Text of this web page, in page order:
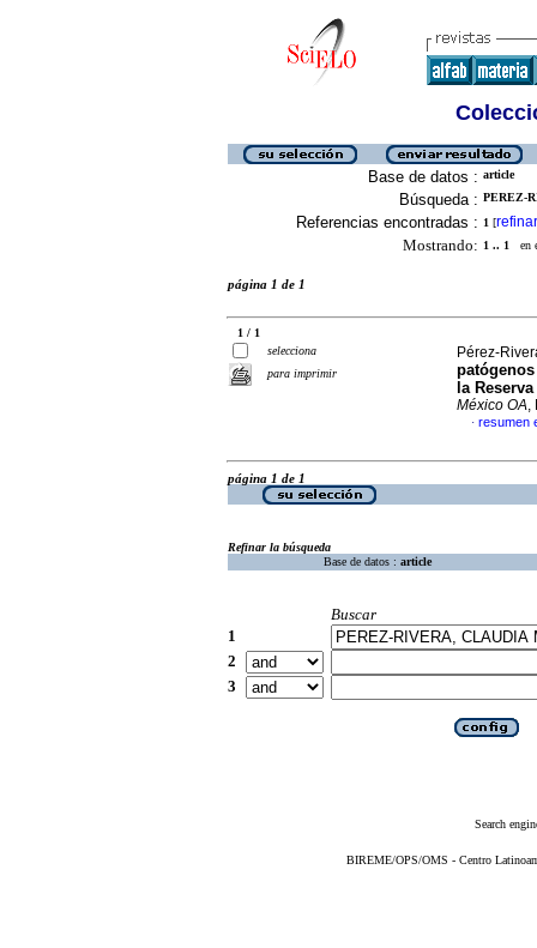
Base de datos : article
Búsqueda : PEREZ-
Referencias encontradas : 1 [refinar
Mostrando: 1 .. 1 en
página 1 de 1
1 / 1
selecciona
para imprimir
Pérez-
la
México OA,
· resumen
página 1 de 1
Refinar la búsqueda
Base de datos : article
Buscar
1
2
3
Search
BIREME/OPS/OMS - Centro